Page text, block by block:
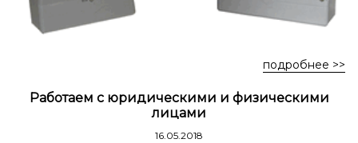
подробнее >>
Работаем с юридическими и физическими
лицами
16.05.2018